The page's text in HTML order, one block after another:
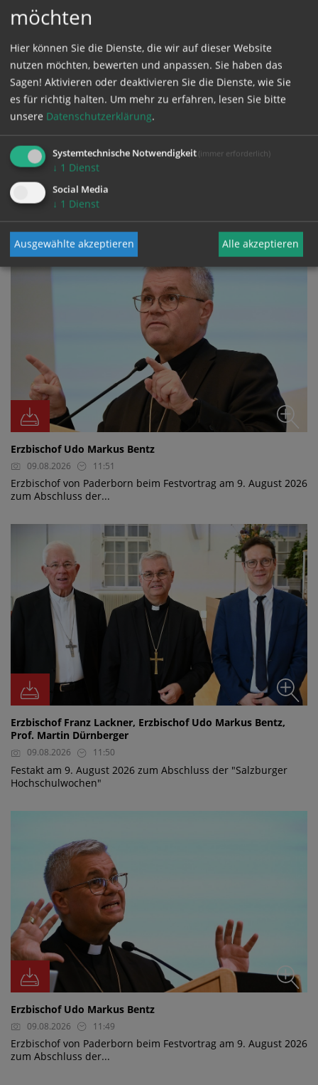
"Wasserwerk finanziert und nachhaltig aufgestellt"
06.07.2026 20:43
Caritas-Österreich-Vizepräsident Alexander Bodmann im
Kathpress-Gespräch über ein...
FOTO
Erzbischof Udo Markus Bentz
09.08.2026 11:51
Erzbischof von Paderborn beim Festvortrag am 9. August 2026
zum Abschluss der...
Erzbischof Franz Lackner, Erzbischof Udo Markus Bentz,
Prof. Martin Dürnberger
09.08.2026 11:50
Festakt am 9. August 2026 zum Abschluss der "Salzburger
Hochschulwochen"
Erzbischof Udo Markus Bentz
09.08.2026 11:49
Erzbischof von Paderborn beim Festvortrag am 9. August 2026
zum Abschluss der...
möchten
Hier können Sie die Dienste, die wir auf dieser Website
nutzen möchten, bewerten und anpassen. Sie haben das
Sagen! Aktivieren oder deaktivieren Sie die Dienste, wie Sie
es für richtig halten. Um mehr zu erfahren, lesen Sie bitte
unsere Datenschutzerklärung.
Systemtechnische Notwendigkeit (immer erforderlich)
↓ 1 Dienst
Social Media
↓ 1 Dienst
Ausgewählte akzeptieren Alle akzeptieren